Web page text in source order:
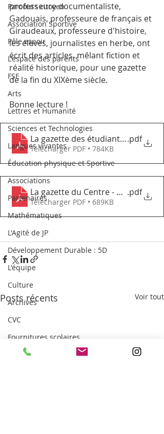
Parcours citoyen
Association Sportive
Pôle espoir
L'espace des parents
FSE
Arts
Lettres et Humanité
Sciences et Technologies
Langues vivantes
Éducation physique et Sportive
Associations
Partenaires
Mathématiques
L'Agité de JP
Développement Durable : 5D
L'équipe
Culture
Archives
CVC
Fournitures scolaires
professeure documentaliste,
Gadouais, professeure de français et
Giraudeaux, professeure d'histoire,
les élèves, journalistes en herbe, ont
écrit des articles, mêlant fiction et
réalité historique, pour une gazette
de la fin du XIXème siècle.
Bonne lecture !
La gazette des étudiants - 4eD
.pdf
Télécharger PDF • 784KB
La gazette du Centre - 4eB.pdf
Télécharger PDF • 689KB
Posts récents Voir tout